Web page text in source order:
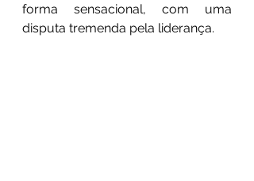
forma sensacional, com uma
disputa tremenda pela liderança.